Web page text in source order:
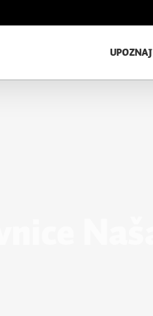
UPOZNAJ